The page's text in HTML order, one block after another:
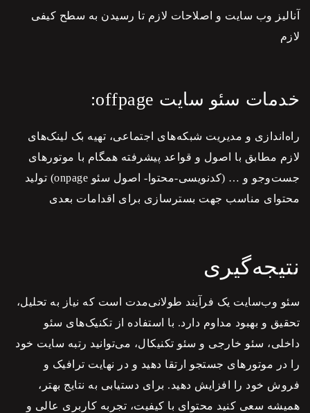
آنالیز وب سایت و اصلاحات لازم تا رسیدن به سطح کیفی
لازم
خدمات سئو سایت offpage:
راه‌اندازی و مدیریت شبکه‌های اجتماعی، تهیه بک لینک‌های
لازم مطابق با اصول و قواعد پیشرفته همگام با موتورهای
جست‌وجو و … (کدنویسی-محتوا- اصول سئو
onpage) تولید
محتوای مناسب جهت بسترسازی برای اقدامات بعدی
نتیجه‌گیری
سئو وب‌سایت یک فرآیند طولانی‌مدت است که نیاز به تحلیل،
تحقیق و بهبود مداوم دارد. با استفاده از تکنیک‌های سئو
داخلی، سئو خارجی و سئو تکنیکال، می‌توانید رتبه سایت خود
را در موتورهای جستجو ارتقا دهید و در نهایت ترافیک و
فروش خود را افزایش دهید. برای دستیابی به نتایج بهتر،
همیشه سعی کنید محتوای با کیفیت، تجربه کاربری عالی و